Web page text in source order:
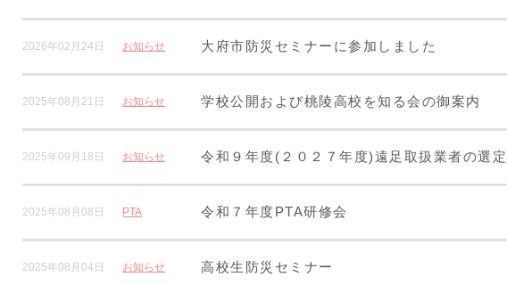
2026年02月24日 お知らせ 大府市防災セミナーに参加しました
2025年08月21日 お知らせ 学校公開および桃陵高校を知る会の御案内
2025年09月18日 お知らせ 令和９年度(２０２７年度)遠足取扱業者の選
2025年08月08日 PTA 令和７年度PTA研修会
2025年08月04日 お知らせ 高校生防災セミナー